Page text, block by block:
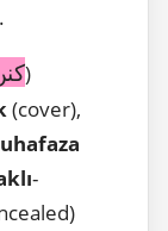
)
(cover),
-